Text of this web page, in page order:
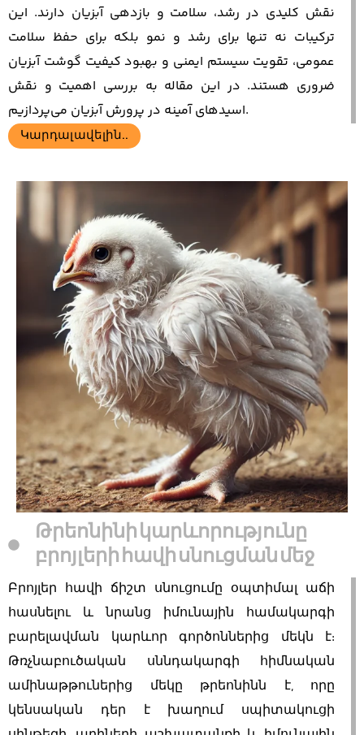
نقش کلیدی در رشد، سلامت و بازدهی آبزیان دارند. این
ترکیبات نه تنها برای رشد و نمو بلکه برای حفظ سلامت
عمومی، تقویت سیستم ایمنی و بهبود کیفیت گوشت آبزیان
ضروری هستند. در این مقاله به بررسی اهمیت و نقش
اسیدهای آمینه در پرورش آبزیان می‌پردازیم.
Կարդալ ավելին..
Թրեոնինի կարևորությունը
բրոյլերի հավի սնուցման մեջ
Բրոյլեր հավի ճիշտ սնուցումը օպտիմալ աճի
հասնելու և նրանց իմունային համակարգի
բարելավման կարևոր գործոններից մեկն է:
Թռչնաբուծական սննդակարգի հիմնական
ամինաթթուներից մեկը թրեոնինն է, որը
կենսական դեր է խաղում սպիտակուցի